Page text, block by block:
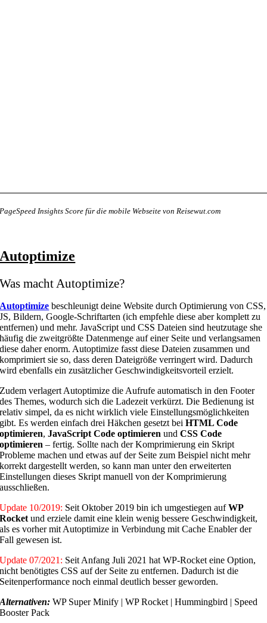
PageSpeed Insights Score für die mobile Webseite von Reisewut.com
Autoptimize
Was macht Autoptimize?
Autoptimize beschleunigt deine Website durch Optimierung von CSS,
JS, Bildern, Google-Schriftarten (ich empfehle diese aber komplett zu
entfernen) und mehr. JavaScript und CSS Dateien sind heutzutage she
häufig die zweitgrößte Datenmenge auf einer Seite und verlangsamen
diese daher enorm. Autoptimize fasst diese Dateien zusammen und
komprimiert sie so, dass deren Dateigröße verringert wird. Dadurch
wird ebenfalls ein zusätzlicher Geschwindigkeitsvorteil erzielt.
Zudem verlagert Autoptimize die Aufrufe automatisch in den Footer
des Themes, wodurch sich die Ladezeit verkürzt. Die Bedienung ist
relativ simpel, da es nicht wirklich viele Einstellungsmöglichkeiten
gibt. Es werden einfach drei Häkchen gesetzt beiHTML Code
optimieren,JavaScript Code optimieren undCSS Code
optimieren – fertig. Sollte nach der Komprimierung ein Skript
Probleme machen und etwas auf der Seite zum Beispiel nicht mehr
korrekt dargestellt werden, so kann man unter den erweiterten
Einstellungen dieses Skript manuell von der Komprimierung
ausschließen.
Update 10/2019: Seit Oktober 2019 bin ich umgestiegen aufWP
Rocket und erziele damit eine klein wenig bessere Geschwindigkeit,
als es vorher mit Autoptimize in Verbindung mit Cache Enabler der
Fall gewesen ist.
Update 07/2021: Seit Anfang Juli 2021 hat WP-Rocket eine Option,
nicht benötigtes CSS auf der Seite zu entfernen. Dadurch ist die
Seitenperformance noch einmal deutlich besser geworden.
Alternativen: WP Super Minify | WP Rocket | Hummingbird | Speed
Booster Pack